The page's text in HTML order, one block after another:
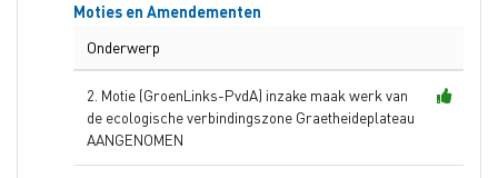
Moties en Amendementen
Onderwerp
2. Motie (GroenLinks-PvdA) inzake maak werk van
de ecologische verbindingszone Graetheideplateau
AANGENOMEN